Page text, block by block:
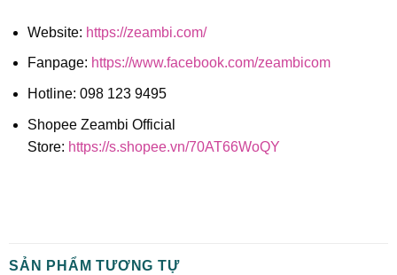
Website: https://zeambi.com/
Fanpage: https://www.facebook.com/zeambicom
Hotline: 098 123 9495
Shopee Zeambi Official
Store: https://s.shopee.vn/70AT66WoQY
SẢN PHẨM TƯƠNG TỰ